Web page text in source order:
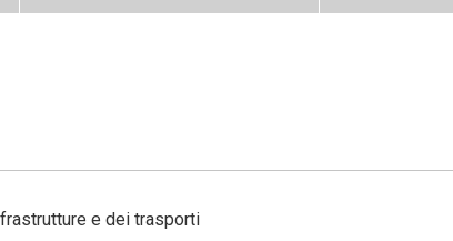
e dei trasporti